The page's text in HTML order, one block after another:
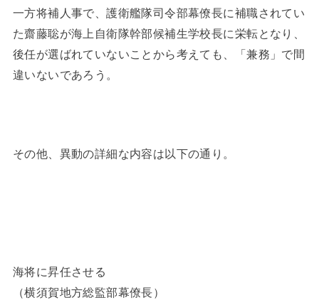
一方将補人事で、護衛艦隊司令部幕僚長に補職されてい
た齋藤聡が海上自衛隊幹部候補生学校長に栄転となり、
後任が選ばれていないことから考えても、「兼務」で間
違いないであろう。
その他、異動の詳細な内容は以下の通り。
海将に昇任させる
（横須賀地方総監部幕僚長）